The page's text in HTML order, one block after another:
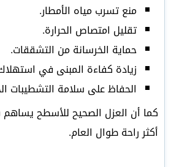
منع تسرب مياه الأمطار.
تقليل امتصاص الحرارة.
حماية الخرسانة من التشققات.
زيادة كفاءة المبنى في
الحفاظ على سلامة التشطيبات
كما أن العزل الصحيح للأسطح يساهم
أكثر راحة طوال العام.